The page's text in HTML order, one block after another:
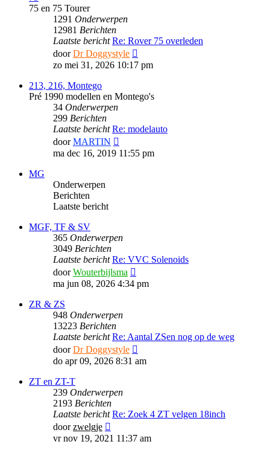
75 en 75 Tourer
1291 Onderwerpen
12981 Berichten
Laatste bericht Re: Rover 75 overleden
doorDr Doggystyle
laatste
bericht
zo mei 31, 2026 10:17 pm
213, 216, Montego
Pré 1990 modellen en Montego's
34 Onderwerpen
299 Berichten
Laatste bericht Re: modelauto
doorMARTIN
laatste
bericht
ma dec 16, 2019 11:55 pm
MG
Onderwerpen
Berichten
Laatste bericht
MGF, TF & SV
365 Onderwerpen
3049 Berichten
Laatste bericht Re: VVC Solenoids
doorWouterbijlsma
laatste
bericht
ma jun 08, 2026 4:34 pm
ZR & ZS
948 Onderwerpen
13223 Berichten
Laatste bericht Re: Aantal ZSen nog op de weg
doorDr Doggystyle
laatste
do apr 09, 2026 8:31 am
ZT en ZT-T
239 Onderwerpen
2193 Berichten
Laatste bericht Re: Zoek 4 ZT velgen 18inch
doorzwelgje
laatste
vr nov 19, 2021 11:37 am